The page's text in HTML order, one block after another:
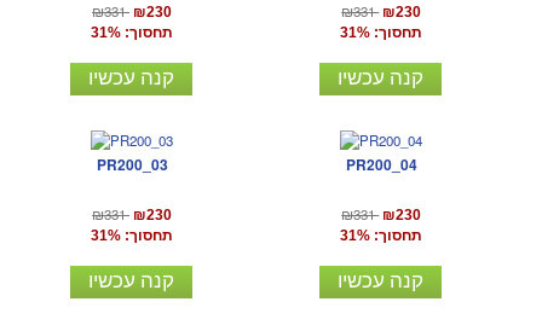
₪331 ₪230
תחסוך: 31%
קנה עכשיו
₪331 ₪230
תחסוך: 31%
קנה עכשיו
PR200_03
₪331 ₪230
תחסוך: 31%
קנה עכשיו
PR200_04
₪331 ₪230
תחסוך: 31%
קנה עכשיו